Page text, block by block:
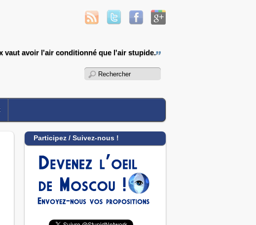
vaut avoir l'air conditionné que l'air stupide.
Participez / Suivez-nous !